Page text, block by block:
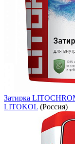
Затирка
LITOKOL (Россия)